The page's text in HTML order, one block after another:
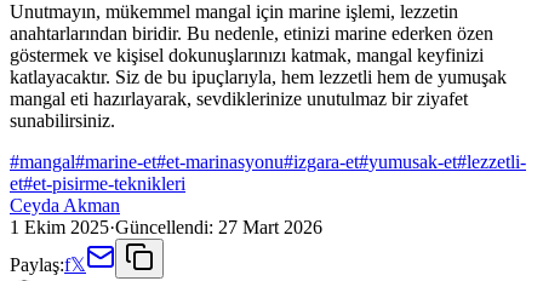
Unutmayın, mükemmel mangal için marine işlemi, lezzetin
anahtarlarından biridir. Bu nedenle, etinizi marine ederken özen
göstermek ve kişisel dokunuşlarınızı katmak, mangal keyfinizi
katlayacaktır. Siz de bu ipuçlarıyla, hem lezzetli hem de yumuşak
mangal eti hazırlayarak, sevdiklerinize unutulmaz bir ziyafet
sunabilirsiniz.
#mangal#marine-et#et-marinasyonu#izgara-et#yumusak-et#lezzetli-
et#et-pisirme-teknikleri
Ceyda Akman
1 Ekim 2025·Güncellendi: 27 Mart 2026
Paylaş:f𝕏